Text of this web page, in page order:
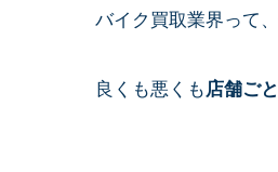
バイク買取業界って
良くも悪くも店舗ご